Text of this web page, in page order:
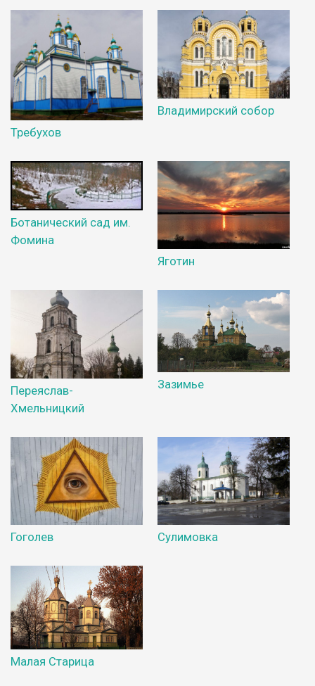
Требухов
Владимирский собор
Ботанический сад им.
Фомина
Яготин
Переяслав-
Хмельницкий
Зазимье
Гоголев Сулимовка
Малая Старица